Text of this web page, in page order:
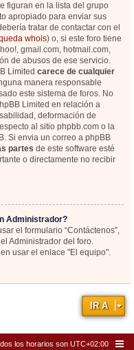
figuran en la lista del grupo
apropiado para enviar sus
tratar de contactar con el
whois) o, si este foro tiene
gmail.com, hotmail.com,
de abusos de ese servicio.
Limited carece de cualquier
manera responsable
este sistema de foros. No
Limited en relación a
deformación de
al sitio phpbb.com o la
Si envia un correo a phpBB
partes de este software esté
o directamente no recibir
Administrador?
el formulario “Contáctenos”,
Administrador del foro.
usar el enlace "El equipo".
IR A
los horarios son UTC+02:00